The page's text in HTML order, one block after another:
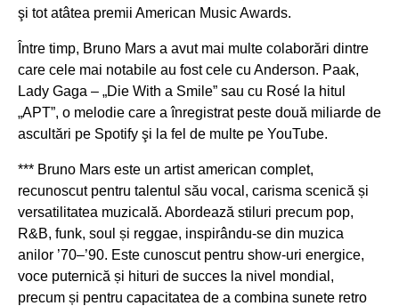
şi tot atâtea premii American Music Awards.
Între timp, Bruno Mars a avut mai multe colaborări dintre
care cele mai notabile au fost cele cu Anderson. Paak,
Lady Gaga – „Die With a Smile” sau cu Rosé la hitul
„APT”, o melodie care a înregistrat peste două miliarde de
ascultări pe Spotify şi la fel de multe pe YouTube.
*** Bruno Mars este un artist american complet,
recunoscut pentru talentul său vocal, carisma scenică și
versatilitatea muzicală. Abordează stiluri precum pop,
R&B, funk, soul și reggae, inspirându-se din muzica
anilor ’70–’90. Este cunoscut pentru show-uri energice,
voce puternică și hituri de succes la nivel mondial,
precum și pentru capacitatea de a combina sunete retro